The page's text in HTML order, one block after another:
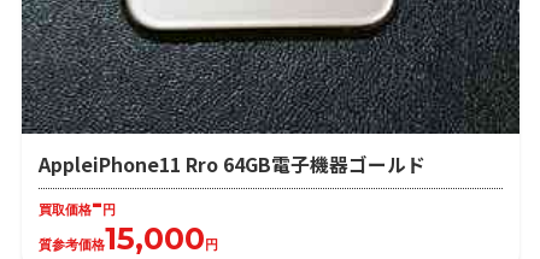
AppleiPhone11 Rro 64GB電子機器ゴールド
買取価格- 円
質参考価格15,000 円